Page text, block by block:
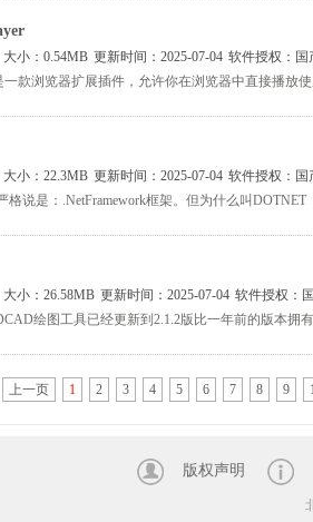
大小：0.54MB 更新时间：2025-07-04 软件授权： 国
大小：22.3MB 更新时间：2025-07-04 软件授权： 国
大小：26.58MB 更新时间：2025-07-04 软件授权：
上一页 1 2 3 4 5 6 7 8 9
版权声明